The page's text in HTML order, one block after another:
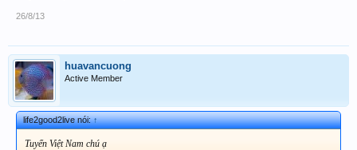
26/8/13
huavancuong
Active Member
life2good2live nói:↑
Tuyển Việt Nam chú ạ